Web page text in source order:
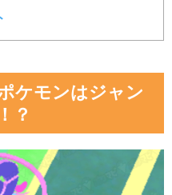
ケモンはジャン
？